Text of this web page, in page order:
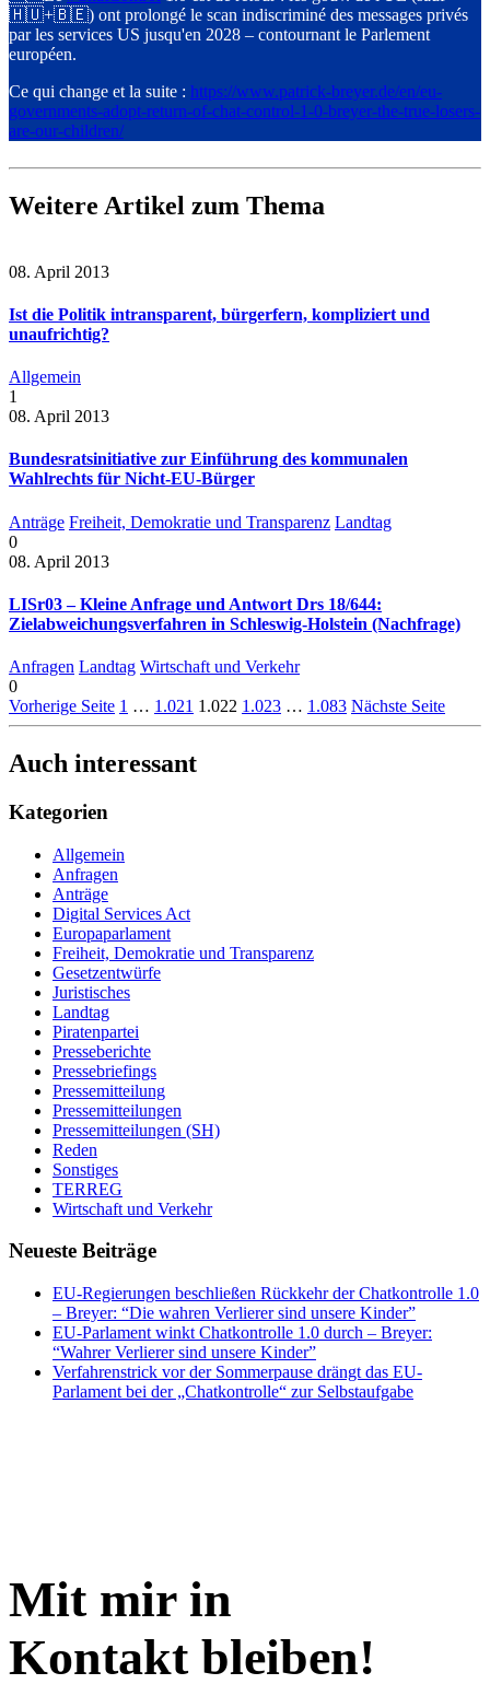
🇭🇺+🇧🇪) ont prolongé le scan indiscriminé des messages privés
par les services US jusqu'en 2028 – contournant le Parlement
européen.
Ce qui change et la suite : https://www.patrick-breyer.de/en/eu-
governments-adopt-return-of-chat-control-1-0-breyer-the-true-losers-
are-our-children/
Weitere Artikel zum Thema
08. April 2013
Ist die Politik intransparent, bürgerfern, kompliziert und
unaufrichtig?
Allgemein
1
08. April 2013
Bundesratsinitiative zur Einführung des kommunalen
Wahlrechts für Nicht-EU-Bürger
Anträge Freiheit, Demokratie und Transparenz Landtag
0
08. April 2013
LISr03 – Kleine Anfrage und Antwort Drs 18/644:
Zielabweichungsverfahren in Schleswig-Holstein (Nachfrage)
Anfragen Landtag Wirtschaft und Verkehr
0
Vorherige Seite 1 … 1.021 1.022 1.023 … 1.083 Nächste Seite
Auch interessant
Kategorien
Allgemein
Anfragen
Anträge
Digital Services Act
Europaparlament
Freiheit, Demokratie und Transparenz
Gesetzentwürfe
Juristisches
Landtag
Piratenpartei
Presseberichte
Pressebriefings
Pressemitteilung
Pressemitteilungen
Pressemitteilungen (SH)
Reden
Sonstiges
TERREG
Wirtschaft und Verkehr
Neueste Beiträge
EU-Regierungen beschließen Rückkehr der Chatkontrolle 1.0
– Breyer: “Die wahren Verlierer sind unsere Kinder”
EU-Parlament winkt Chatkontrolle 1.0 durch – Breyer:
“Wahrer Verlierer sind unsere Kinder”
Verfahrenstrick vor der Sommerpause drängt das EU-
Parlament bei der „Chatkontrolle“ zur Selbstaufgabe
Mit mir in
Kontakt bleiben!